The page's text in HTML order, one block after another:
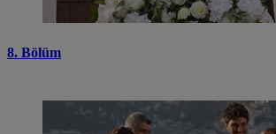
8. Bölüm